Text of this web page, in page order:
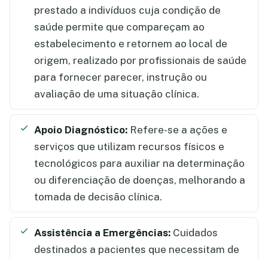
prestado a indivíduos cuja condição de
saúde permite que compareçam ao
estabelecimento e retornem ao local de
origem, realizado por profissionais de saúde
para fornecer parecer, instrução ou
avaliação de uma situação clínica.
Apoio Diagnóstico: Refere-se a ações e
serviços que utilizam recursos físicos e
tecnológicos para auxiliar na determinação
ou diferenciação de doenças, melhorando a
tomada de decisão clínica.
Assistência a Emergências: Cuidados
destinados a pacientes que necessitam de